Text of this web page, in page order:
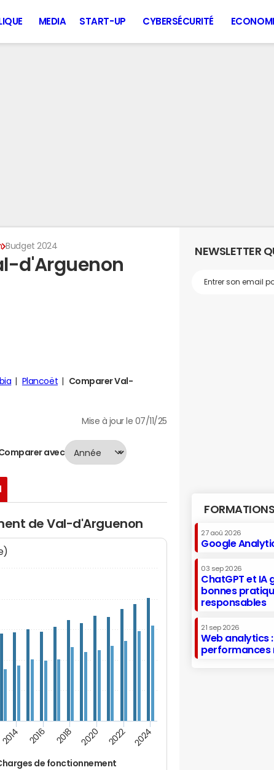
MEDIA START-UP CYBERSÉCURITÉ
Budget 2024
d'Arguenon
Plancoët
Comparer Val-
Mise à jour le 07/11/25
avec
de Val-d'Arguenon
de fonctionnement
2014 2016 2018 2020 2022 2024
NEWSLETTER
FORMATIONS
27 aoû 2026
Google
03 sep 2026
ChatGPT et IA
bonnes
responsables
21 sep 2026
Web analytics
performances